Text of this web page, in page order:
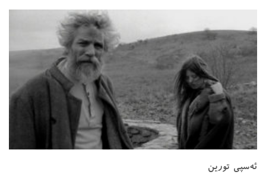
ئەسپی تورین